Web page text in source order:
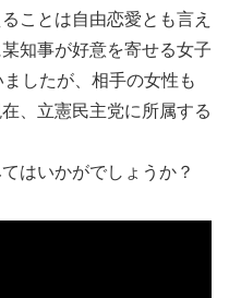
ことは自由恋愛とも言え
知事が好意を寄せる女子
したが、相手の女性も
、立憲民主党に所属する
はいかがでしょうか？